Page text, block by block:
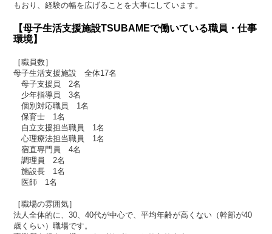
もおり、経験の幅を広げることを大事にしています。
【母子生活支援施設TSUBAMEで働いている職員・仕事
環境】
［職員数］
母子生活支援施設 全体17名
母子支援員 2名
少年指導員 3名
個別対応職員 1名
保育士 1名
自立支援担当職員 1名
心理療法担当職員 1名
宿直専門員 4名
調理員 2名
施設長 1名
医師 1名
［職場の雰囲気］
法人全体的に、30、40代が中心で、平均年齢が高くない（幹部が40
歳くらい）職場です。